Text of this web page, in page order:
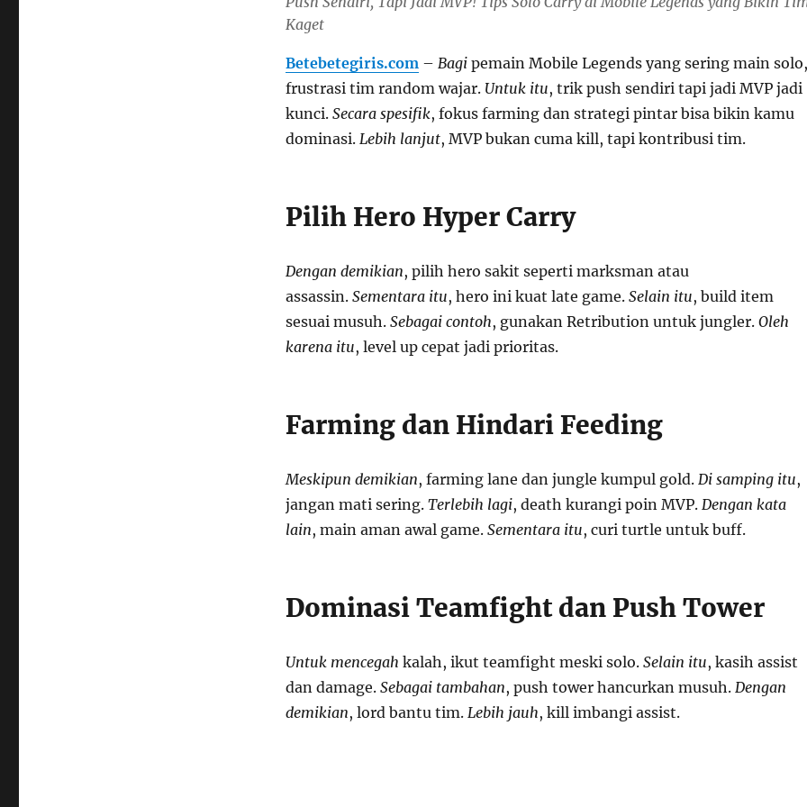
Kaget
Betebetegiris.com– Bagipemain Mobile Legends yang sering main solo,
frustrasi tim random wajar. Untuk itu, trik push sendiri tapi jadi MVP jadi
kunci. Secara spesifik, fokus farming dan strategi pintar bisa bikin kamu
dominasi. Lebih lanjut, MVP bukan cuma kill, tapi kontribusi tim.
Pilih Hero Hyper Carry
Dengan demikian, pilih hero sakit seperti marksman atau
assassin. Sementara itu, hero ini kuat late game. Selain itu, build item
sesuai musuh. Sebagai contoh, gunakan Retribution untuk jungler. Oleh
karena itu, level up cepat jadi prioritas.
Farming dan Hindari Feeding
Meskipun demikian, farming lane dan jungle kumpul gold. Di samping itu,
jangan mati sering. Terlebih lagi, death kurangi poin MVP. Dengan kata
lain, main aman awal game. Sementara itu, curi turtle untuk buff.
Dominasi Teamfight dan Push Tower
Untuk mencegah kalah, ikut teamfight meski solo. Selain itu, kasih assist
dan damage. Sebagai tambahan, push tower hancurkan musuh. Dengan
demikian, lord bantu tim. Lebih jauh, kill imbangi assist.